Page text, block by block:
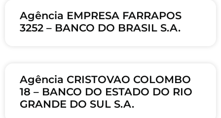
Agência EMPRESA FARRAPOS
3252 – BANCO DO BRASIL S.A.
Agência CRISTOVAO COLOMBO
18 – BANCO DO ESTADO DO RIO
GRANDE DO SUL S.A.